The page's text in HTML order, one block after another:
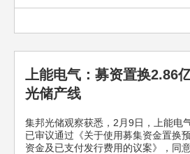
上能电气：募资置换2.86
光储产线
集邦光储观察获悉，2月9日，上能电
已审议通过《关于使用募集资金置换
资金及已支付发行费用的议案》，同